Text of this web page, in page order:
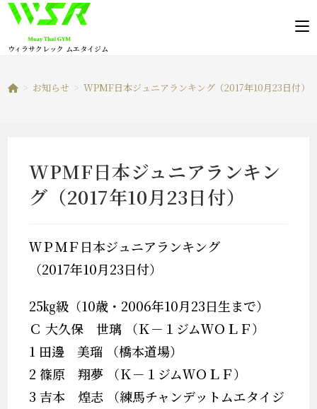
コ
ウィラサクレック ムエタイジム
> お知らせ > WPMF日本ジュニアランキング（2017年10月23日付）
WPMF日本ジュニアランキン
グ（2017年10月23日付）
ＷＰＭＦ日本ジュニアランキング
（2017年10月23日付）
25㎏級（10歳・2006年10月23日生まで）
Ｃ 大久保 世璃 （Ｋ－１ジムＷＯＬＦ）
1 田邊 美瑠 （橋本道場）
2 篠原 翔夢 （Ｋ－１ジムＷＯＬＦ）
3 吉本 煌志 （練馬チャンデットムエタイジ